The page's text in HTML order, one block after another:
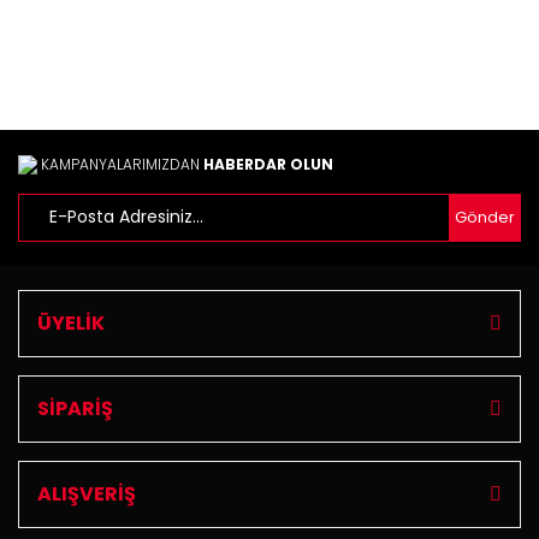
KAMPANYALARIMIZDAN HABERDAR OLUN
Gönder
ÜYELİK
SİPARİŞ
ALIŞVERİŞ